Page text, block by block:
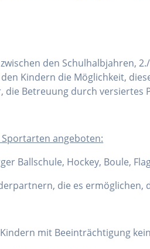
den Schulhalbjahren,
Kindern die Möglichkeit,
die Betreuung durch versiertes
angeboten:
Ballschule, Hockey, Boule,
die es ermöglichen,
Kindern mit Beeinträchtigung